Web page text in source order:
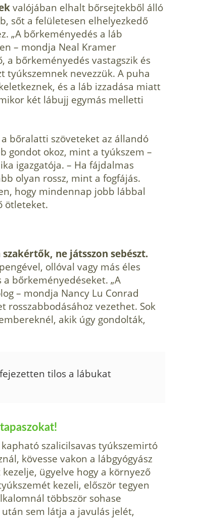
valójában elhalt bőrsejtekből ál­ló
sőt a felületesen elhelyezkedő
„A bőrkeményedés a láb
– mondja Neal Kramer
a bőrkeményedés vastagszik és
tyúkszemnek nevezzük. A puha
és a láb izzadása miatt
két lábujj egymás melletti
bőralatti szöveteket az állandó
gondot okoz, mint a tyúkszem –
igazgatója. – Ha fájdalmas
olyan rossz, mint a fogfájás.
hogy mindennap jobb lábbal
öt­leteket.
ne játsszon sebészt.
ollóval vagy más éles
bőrkeményedéseket. „A
– mondja Nancy Lu Conrad
rosszabbodásához vezethet. Sok
akik úgy gondolták,
tilos a lábukat
szalicilsavas tyúkszemirtó
kövesse vakon a lábgyógyász
ügyelve hogy a környező
kezeli, először tegyen
többször sohase
sem látja a javulás jelét,